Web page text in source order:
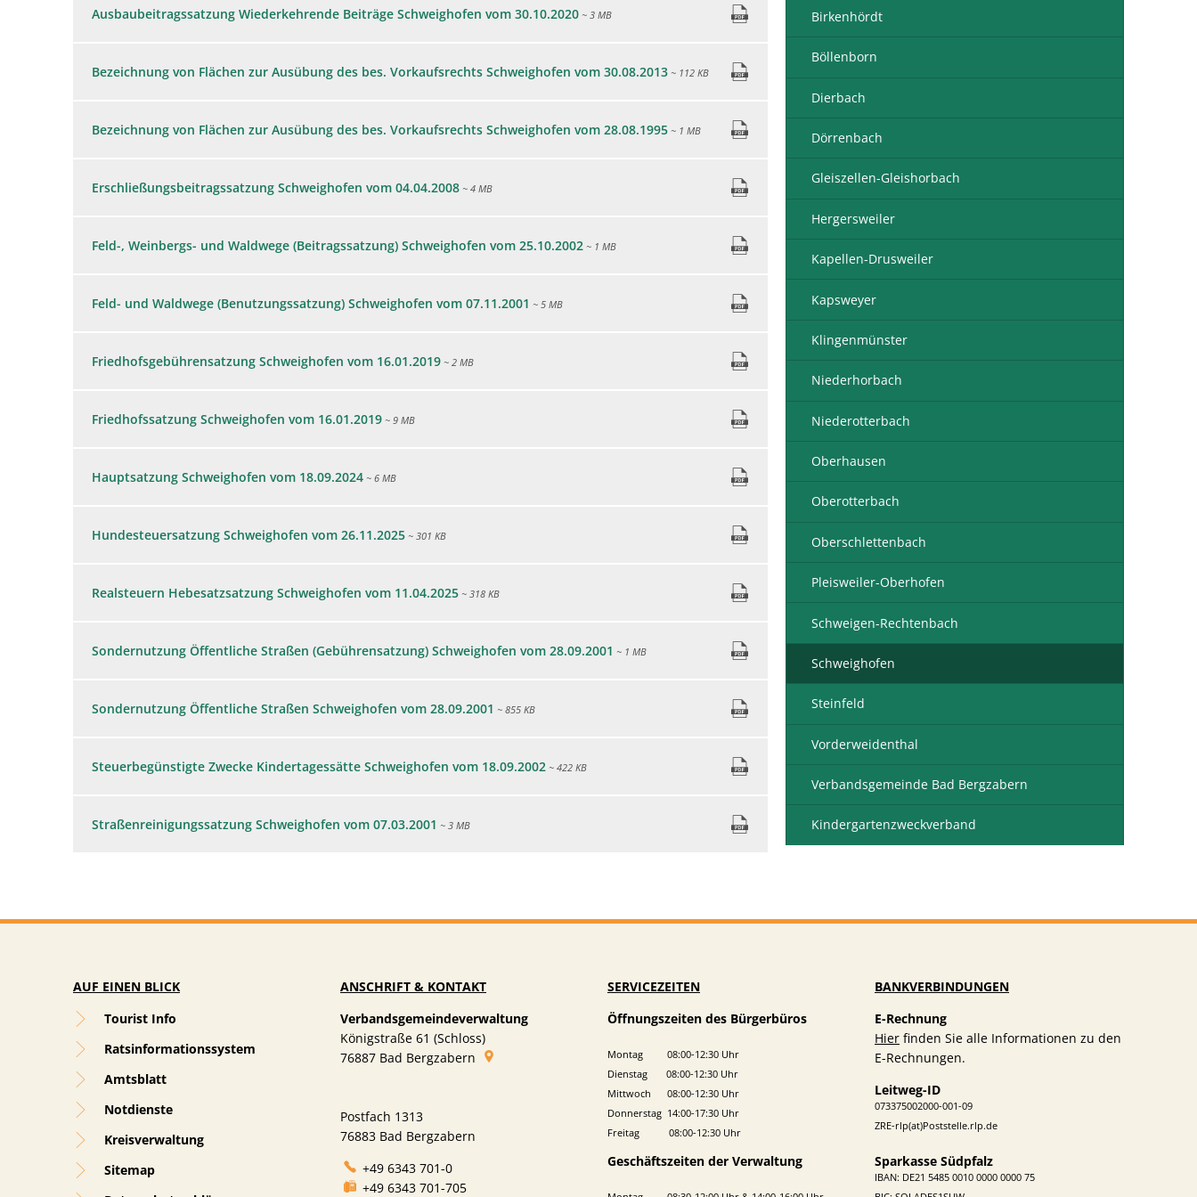
Ausbaubeitragssatzung Wiederkehrende Beiträge Schweighofen vom 30.10.2020 ~ 3 MB
Bezeichnung von Flächen zur Ausübung des bes. Vorkaufsrechts Schweighofen vom 30.08.2013 ~ 112 KB
Bezeichnung von Flächen zur Ausübung des bes. Vorkaufsrechts Schweighofen vom 28.08.1995 ~ 1 MB
Erschließungsbeitragssatzung Schweighofen vom 04.04.2008 ~ 4 MB
Feld-, Weinbergs- und Waldwege (Beitragssatzung) Schweighofen vom 25.10.2002 ~ 1 MB
Feld- und Waldwege (Benutzungssatzung) Schweighofen vom 07.11.2001 ~ 5 MB
Friedhofsgebührensatzung Schweighofen vom 16.01.2019 ~ 2 MB
Friedhofssatzung Schweighofen vom 16.01.2019 ~ 9 MB
Hauptsatzung Schweighofen vom 18.09.2024 ~ 6 MB
Hundesteuersatzung Schweighofen vom 26.11.2025 ~ 301 KB
Realsteuern Hebesatzsatzung Schweighofen vom 11.04.2025 ~ 318 KB
Sondernutzung Öffentliche Straßen (Gebührensatzung) Schweighofen vom 28.09.2001 ~ 1 MB
Sondernutzung Öffentliche Straßen Schweighofen vom 28.09.2001 ~ 855 KB
Steuerbegünstigte Zwecke Kindertagessätte Schweighofen vom 18.09.2002 ~ 422 KB
Straßenreinigungssatzung Schweighofen vom 07.03.2001 ~ 3 MB
Birkenhördt
Böllenborn
Dierbach
Dörrenbach
Gleiszellen-Gleishorbach
Hergersweiler
Kapellen-Drusweiler
Kapsweyer
Klingenmünster
Niederhorbach
Niederotterbach
Oberhausen
Oberotterbach
Oberschlettenbach
Pleisweiler-Oberhofen
Schweigen-Rechtenbach
Schweighofen
Steinfeld
Vorderweidenthal
Verbandsgemeinde Bad Bergzabern
Kindergartenzweckverband
AUF EINEN BLICK
Tourist Info
Ratsinformationssystem
Amtsblatt
Notdienste
Kreisverwaltung
Sitemap
ANSCHRIFT & KONTAKT
Verbandsgemeindeverwaltung
Königstraße 61 (Schloss)
76887 Bad Bergzabern
Postfach 1313
76883 Bad Bergzabern
+49 6343 701-0
+49 6343 701-705
SERVICEZEITEN
Öffnungszeiten des Bürgerbüros
Montag 08:00-12:30 Uhr
Dienstag 08:00-12:30 Uhr
Mittwoch 08:00-12:30 Uhr
Donnerstag 14:00-17:30 Uhr
Freitag 08:00-12:30 Uhr
Geschäftszeiten der Verwaltung
BANKVERBINDUNGEN
E-Rechnung
Hier finden Sie alle Informationen zu den
E-Rechnungen.
Leitweg-ID
073375002000-001-09
ZRE-rlp(at)Poststelle.rlp.de
Sparkasse Südpfalz
IBAN: DE21 5485 0010 0000 0000 75